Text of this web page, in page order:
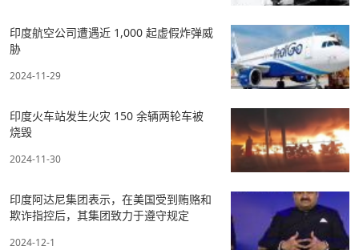
印度航空公司遭遇近 1,000 起虚假炸弹威
胁
2024-11-29
印度火车站发生火灾 150 余辆两轮车被
烧毁
2024-11-30
印度阿达尼集团表示，在美国受到贿赂和
欺诈指控后，其集团致力于遵守规定
2024-12-1